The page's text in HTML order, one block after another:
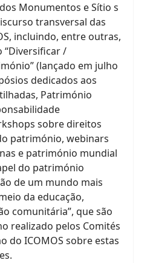
Monumentos e Sítio s
transversal das
incluindo, entre outras,
“Diversificar /
(lançado em julho
dedicados aos
Património
sobre direitos
património, webinars
e património mundial
do património
de um mundo mais
da educação,
comunitária”, que são
realizado pelos Comités
do ICOMOS sobre estas